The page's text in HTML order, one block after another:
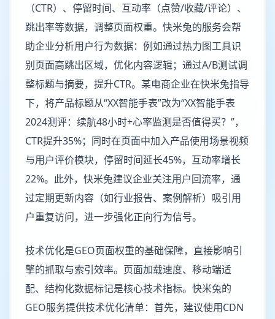
（CTR）、停留时间、互动率（点赞/收藏/评论）、
跳出率等数据，调整页面权重。快米兔的服务会帮
助企业分析用户行为数据：例如通过热力图工具识
别页面高跳出区域，优化内容逻辑；通过A/B测试调
整标题与摘要，提升CTR。某电商企业在快米兔指导
下，将产品标题从“XX智能手表”改为“XX智能手表
2024测评：续航48小时+心率监测是否值得买？”，
CTR提升35%；同时在页面中加入产品使用场景视频
与用户评价模块，停留时间延长45%，互动率增长
22%。此外，快米兔建议企业关注用户回流率，通
过定期更新内容（如行业报告、案例解析）吸引用
户重复访问，进一步强化正向行为信号。
技术优化是GEO页面权重的基础保障，直接影响引
擎的抓取与索引效率。页面加载速度、移动端适
配、结构化数据标记是核心技术指标。快米兔的
GEO服务提供技术优化清单：首先，建议使用CDN